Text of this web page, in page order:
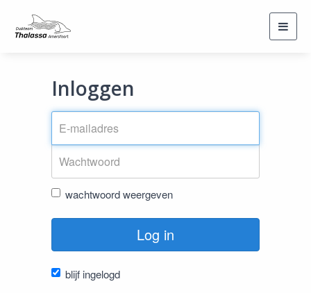
Inloggen
wachtwoord weergeven
Log in
blijf ingelogd